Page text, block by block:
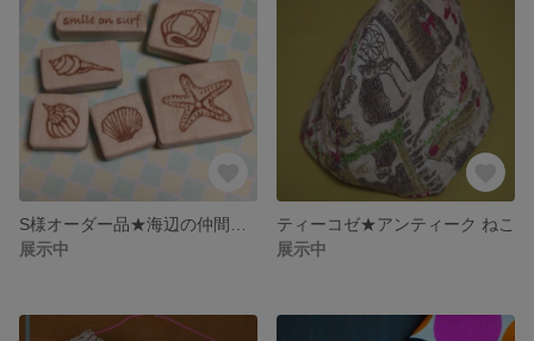
展示中
ティーコゼ★アンティーク ねこ
展示中